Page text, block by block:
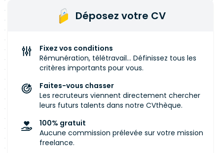
avec des déplacements à prévoir sur les
différents sites de l'équipe. Le consultant
applicative et technique des solutions définies
dans le cadre des projets, ainsi que sur
l'accompagnement des projets dans la
définition de leur architecture (fonctionnelle,
applicative, technique), depuis la phase de
faisabilité jusqu'à la mise en production. Il
d'architecture avant-projet et projet, dans le
respect des processus métiers et des cadres
Déposez votre CV
Fixez vos conditions
Rémunération, télétravail... Définissez tous les
critères importants pour vous.
Faites-vous chasser
Les recruteurs viennent directement chercher
leurs futurs talents dans notre CVthèque.
100% gratuit
Aucune commission prélevée sur votre mission
freelance.